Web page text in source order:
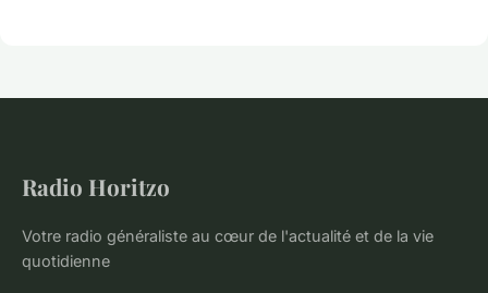
Radio Horitzo
Votre radio généraliste au cœur de l'actualité et de la vie
quotidienne